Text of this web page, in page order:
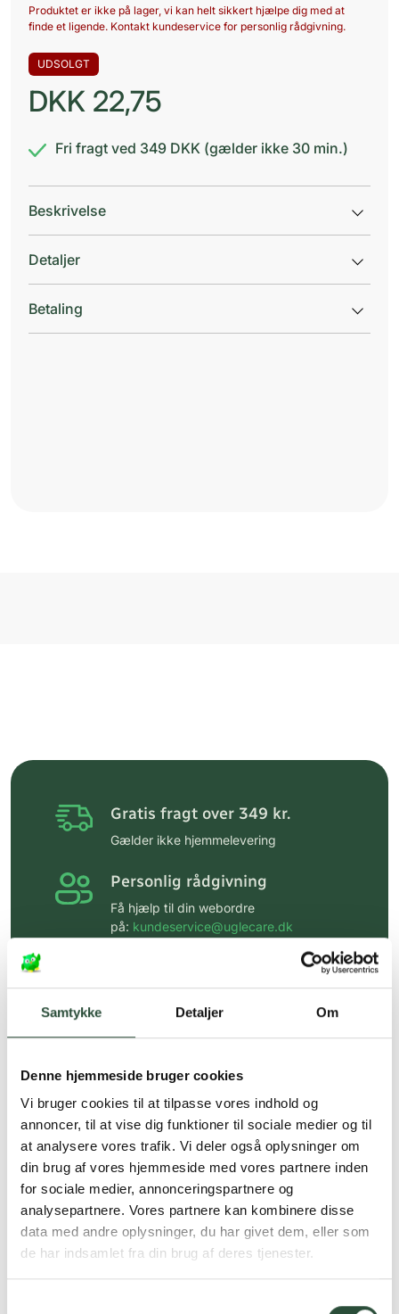
Samtykke Detaljer Om
Denne hjemmeside bruger cookies
Vi bruger cookies til at tilpasse vores indhold og
annoncer, til at vise dig funktioner til sociale medier og til
at analysere vores trafik. Vi deler også oplysninger om
din brug af vores hjemmeside med vores partnere inden
for sociale medier, annonceringspartnere og
analysepartnere. Vores partnere kan kombinere disse
data med andre oplysninger, du har givet dem, eller som
de har indsamlet fra din brug af deres tjenester.
Produktet er ikke på lager, vi kan helt sikkert hjælpe dig med at
finde et ligende. Kontakt kundeservice for personlig rådgivning.
UDSOLGT
DKK 22,75
Fri fragt ved 349 DKK (gælder ikke 30 min.)
Beskrivelse
Detaljer
Betaling
Gratis fragt over 349 kr.
Gælder ikke hjemmelevering
Personlig rådgivning
Få hjælp til din webordre
på: kundeservice@uglecare.dk
Hurtig levering (30 min. i Kbh)
Faste lave priser*
Stort udvalg af kendte
produkter
Vi tilbyder et stort udvalg af kendte
cremer, vitaminer og andre spændende
produkter – altid til fast lav pris.
Læs mere om Uglecare.dk her